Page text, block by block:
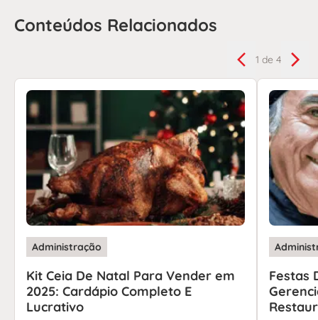
Conteúdos Relacionados
1 de 4
Administração
Kit Ceia De Natal Para Vender em
2025: Cardápio Completo E
Lucrativo
Festas